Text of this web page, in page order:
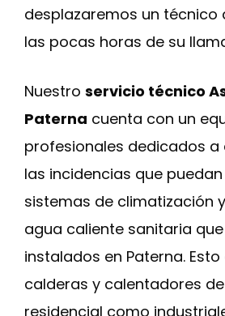
desplazaremos un técnico
las pocas horas de su
Nuestro servicio técnico
Paterna cuenta con un
profesionales dedicados
las incidencias que
sistemas de climatización
agua caliente sanitaria
instalados en Paterna.
calderas y calentadores
residencial como